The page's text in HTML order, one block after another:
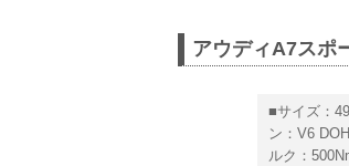
アウディA7スポ
■サイズ：
ン：V6
ルク：